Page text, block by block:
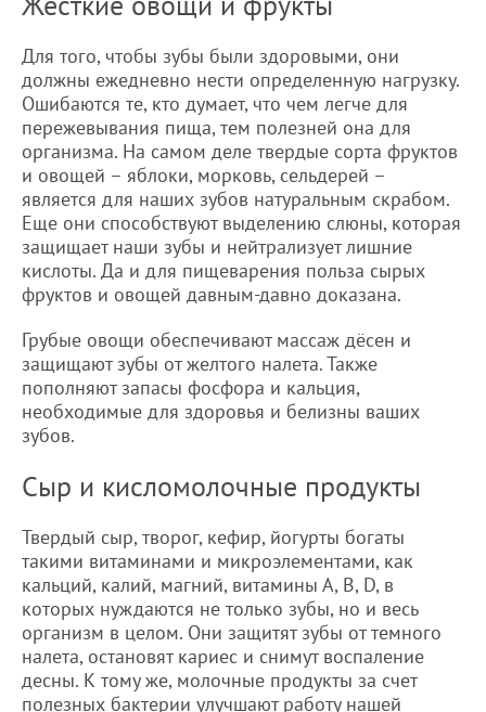
Для того, чтобы зубы были здоровыми, они
должны ежедневно нести определенную нагрузку.
Ошибаются те, кто думает, что чем легче для
пережевывания пища, тем полезней она для
организма. На самом деле твердые сорта фруктов
и овощей – яблоки, морковь, сельдерей –
является для наших зубов натуральным скрабом.
Еще они способствуют выделению слюны, которая
защищает наши зубы и нейтрализует лишние
кислоты. Да и для пищеварения польза сырых
фруктов и овощей давным-давно доказана.
Грубые овощи обеспечивают массаж дёсен и
защищают зубы от желтого налета. Также
пополняют запасы фосфора и кальция,
необходимые для здоровья и белизны ваших
зубов.
Сыр и кисломолочные продукты
Твердый сыр, творог, кефир, йогурты богаты
такими витаминами и микроэлементами, как
кальций, калий, магний, витамины А, В, D, в
которых нуждаются не только зубы, но и весь
организм в целом. Они защитят зубы от темного
налета, остановят кариес и снимут воспаление
десны. К тому же, молочные продукты за счет
полезных бактерии улучшают работу нашей